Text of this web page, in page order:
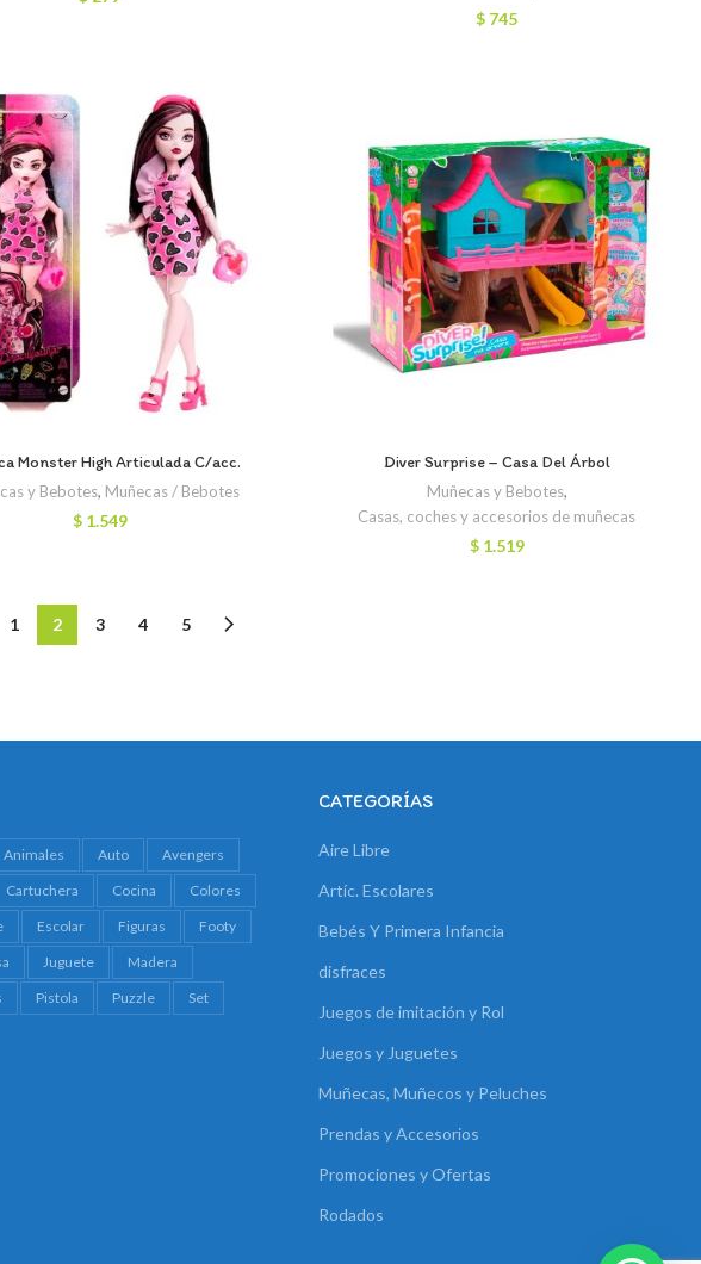
$ 745
Monster High Articulada C/acc.
y Bebotes, Muñecas / Bebotes
$1.549
Diver Surprise – Casa Del Árbol
Muñecas y Bebotes,
Casas, coches y accesorios de muñecas
$1.519
1 2 3 4 5
Animales Auto
Avengers
Cartuchera Cocina
Colores
Escolar Figuras
Footy
Juguete
Madera
Pistola Puzzle
Set
CATEGORÍAS
Aire Libre
Artíc. Escolares
Bebés Y Primera Infancia
disfraces
Juegos de imitación y Rol
Juegos y Juguetes
Muñecas, Muñecos y Peluches
Prendas y Accesorios
Promociones y Ofertas
Rodados